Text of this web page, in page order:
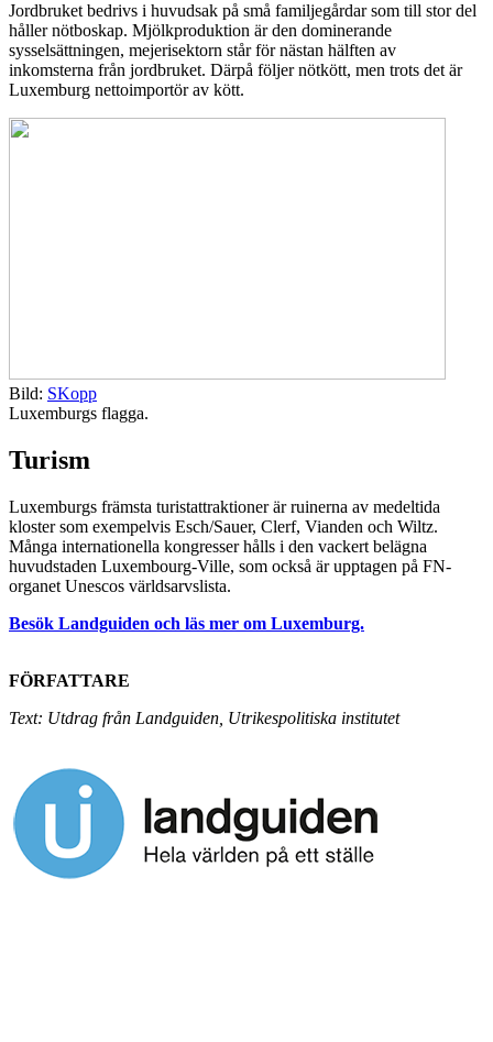
Jordbruket bedrivs i huvudsak på små familjegårdar som till stor del
håller nötboskap. Mjölkproduktion är den dominerande
sysselsättningen, mejerisektorn står för nästan hälften av
inkomsterna från jordbruket. Därpå följer nötkött, men trots det är
Luxemburg nettoimportör av kött.
Bild: SKopp
Luxemburgs flagga.
Turism
Luxemburgs främsta turistattraktioner är ruinerna av medeltida
kloster som exempelvis Esch/Sauer, Clerf, Vianden och Wiltz.
Många internationella kongresser hålls i den vackert belägna
huvudstaden Luxembourg-Ville, som också är upptagen på FN-
organet Unescos världsarvslista.
Besök Landguiden och läs mer om Luxemburg.
FÖRFATTARE
Text: Utdrag från Landguiden, Utrikespolitiska institutet